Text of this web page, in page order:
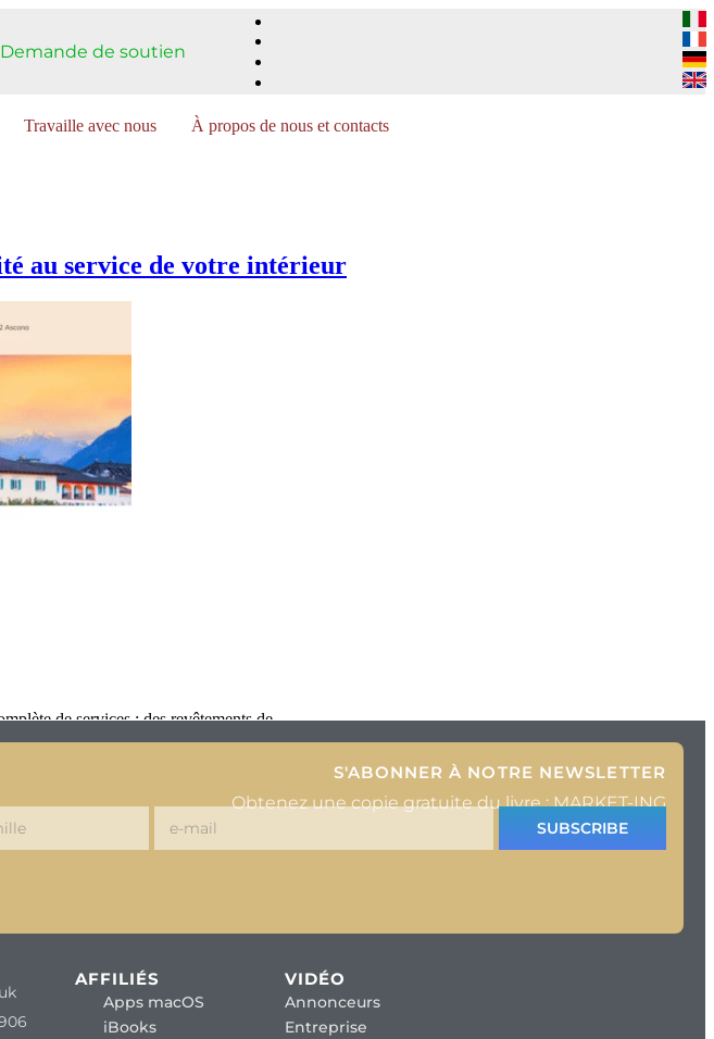
Demande de soutien
Travaille avec nous À propos de nous et contacts
au service de votre intérieur
de services : des revêtements de
S'ABONNER À NOTRE NEWSLETTER
Obtenez une copie gratuite du livre : MARKET-ING
SUBSCRIBE
AFFILIÉS
Apps macOS
iBooks
VIDÉO
Annonceurs
Entreprise